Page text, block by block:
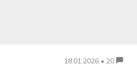
18.01.2026 • 20